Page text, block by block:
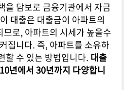
을 담보로 금융기관에서 자금
대출은 대출금이 아파트의
로, 아파트의 시세가 높을수
집니다. 즉, 아파트를 소유하
할 수 있는 방법입니다. 대출
년에서 30년까지 다양합니